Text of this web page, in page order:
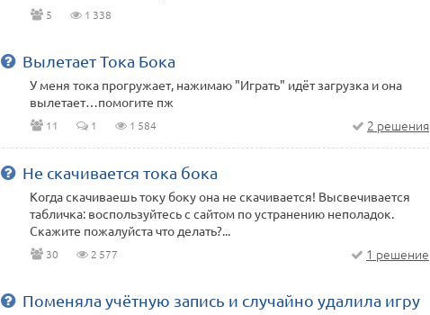
5 1 338
Вылетает Тока Бока
У меня тока прогружает, нажимаю "Играть" идёт загрузка и она
вылетает…помогите пж
11 1 1 584 2 решения
Не скачивается тока бока
Когда скачиваешь току боку она не скачивается! Высвечивается
табличка: воспользуйтесь с сайтом по устранению неполадок.
Скажите пожалуйста что делать?...
30 2 577 1 решение
Поменяла учётную запись и случайно удалила игру